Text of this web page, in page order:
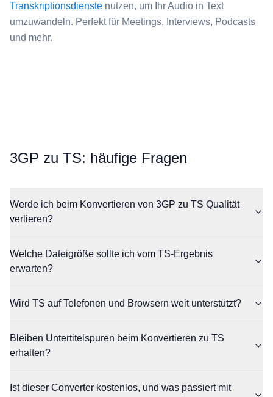
Transkriptionsdienste nutzen, um Ihr Audio in Text
umzuwandeln. Perfekt für Meetings, Interviews, Podcasts
und mehr.
⁦3GP⁩ zu ⁦TS⁩: häufige Fragen
Werde ich beim Konvertieren von 3GP zu TS Qualität
verlieren?
Welche Dateigröße sollte ich vom TS-Ergebnis
erwarten?
Wird TS auf Telefonen und Browsern weit unterstützt?
Bleiben Untertitelspuren beim Konvertieren zu TS
erhalten?
Ist dieser Converter kostenlos, und was passiert mit